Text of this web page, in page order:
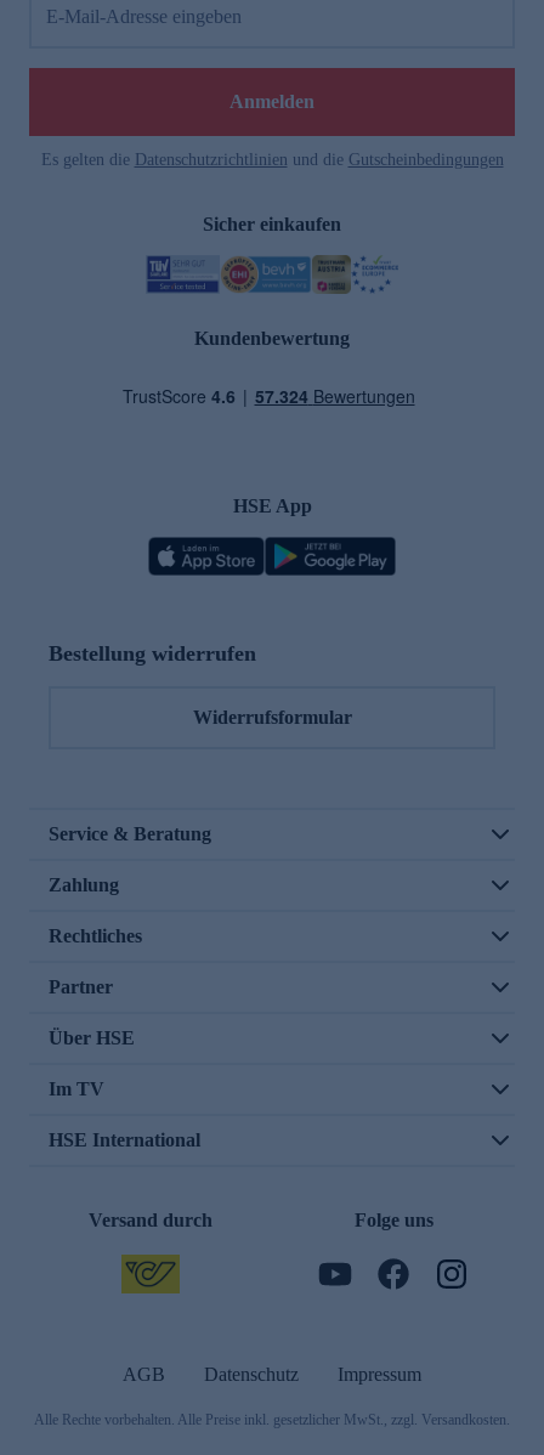
E-Mail-Adresse eingeben
Anmelden
Es gelten die Datenschutzrichtlinien und die Gutscheinbedingungen
Sicher einkaufen
Kundenbewertung
HSE App
Bestellung widerrufen
Widerrufsformular
Service & Beratung
Zahlung
Rechtliches
Partner
Über HSE
Im TV
HSE International
Versand durch Folge uns
AGB Datenschutz Impressum
Alle Rechte vorbehalten. Alle Preise inkl. gesetzlicher MwSt., zzgl. Versandkosten.